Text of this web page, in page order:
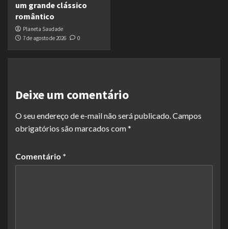
um grande clássico
romântico
Planeta Saudade
7 de agosto de 2026
0
Deixe um comentário
O seu endereço de e-mail não será publicado.Campos
obrigatórios são marcados com*
Comentário *